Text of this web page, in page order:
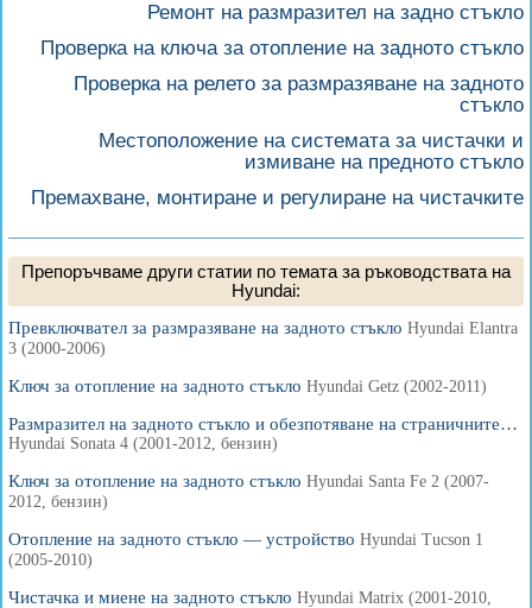
Ремонт на размразител на задно стъкло
Проверка на ключа за отопление на задното стъкло
Проверка на релето за размразяване на задното
стъкло
Местоположение на системата за чистачки и
измиване на предното стъкло
Премахване, монтиране и регулиране на чистачките
Препоръчваме други статии по темата за ръководствата на
Hyundai:
Превключвател за размразяване на задното стъкло Hyundai Elantra
3 (2000-2006)
Ключ за отопление на задното стъкло Hyundai Getz (2002-2011)
Размразител на задното стъкло и обезпотяване на страничните…
Hyundai Sonata 4 (2001-2012, бензин)
Ключ за отопление на задното стъкло Hyundai Santa Fe 2 (2007-
2012, бензин)
Отопление на задното стъкло — устройство Hyundai Tucson 1
(2005-2010)
Чистачка и миене на задното стъкло Hyundai Matrix (2001-2010,